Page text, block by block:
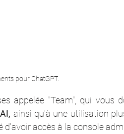
pour ChatGPT.
appelée "Team", qui vous
ainsi qu'à une utilisation
d'avoir accès à la console